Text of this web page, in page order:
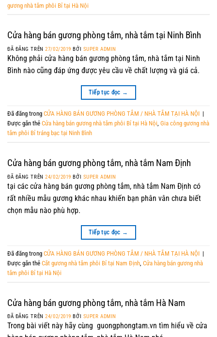
gương nhà tắm phôi Bỉ tại Hà Nội
Cửa hàng bán gương phòng tắm, nhà tắm tại Ninh Bình
ĐÃ ĐĂNG TRÊN27/02/2019 BỞI SUPER ADMIN
Không phải cửa hàng bán gương phòng tắm, nhà tắm tại Ninh
Bình nào cũng đáp ứng được yêu cầu về chất lượng và giá cả.
Tiếp tục đọc →
Đã đăng trong CỬA HÀNG BÁN GƯƠNG PHÒNG TẮM / NHÀ TẮM TẠI HÀ NỘI |
Được gắn thẻ Cửa hàng bán gương nhà tắm phôi Bỉ tại Hà Nội, Gia công gương nhà
tắm phôi Bỉ tráng bạc tại Ninh Bình
Cửa hàng bán gương phòng tắm, nhà tắm Nam Định
ĐÃ ĐĂNG TRÊN24/02/2019 BỞI SUPER ADMIN
tại các cửa hàng bán gương phòng tắm, nhà tắm Nam Định có
rất nhiều mẫu gương khác nhau khiến bạn phân vân chưa biết
chọn mẫu nào phù hợp.
Tiếp tục đọc →
Đã đăng trong CỬA HÀNG BÁN GƯƠNG PHÒNG TẮM / NHÀ TẮM TẠI HÀ NỘI |
Được gắn thẻ Cắt gương nhà tắm phôi Bỉ tại Nam Định Cửa hàng bán gương nhà
tắm phôi Bỉ tại Hà Nội
Cửa hàng bán gương phòng tắm, nhà tắm Hà Nam
ĐÃ ĐĂNG TRÊN24/02/2019 BỞI SUPER ADMIN
Trong bài viết này hãy cùng guongphongtam.vn tìm hiểu về cửa